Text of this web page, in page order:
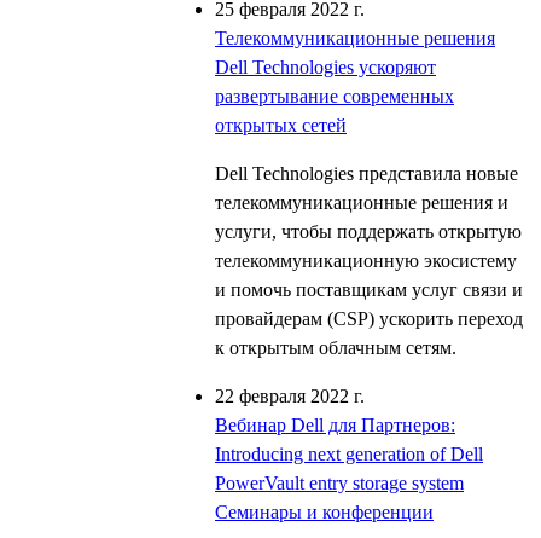
25 февраля 2022 г.
Телекоммуникационные решения
Dell Technologies ускоряют
развертывание современных
открытых сетей
Dell Technologies представила новые
телекоммуникационные решения и
услуги, чтобы поддержать открытую
телекоммуникационную экосистему
и помочь поставщикам услуг связи и
провайдерам (CSP) ускорить переход
к открытым облачным сетям.
22 февраля 2022 г.
Вебинар Dell для Партнеров:
Introducing next generation of Dell
PowerVault entry storage system
Семинары и конференции